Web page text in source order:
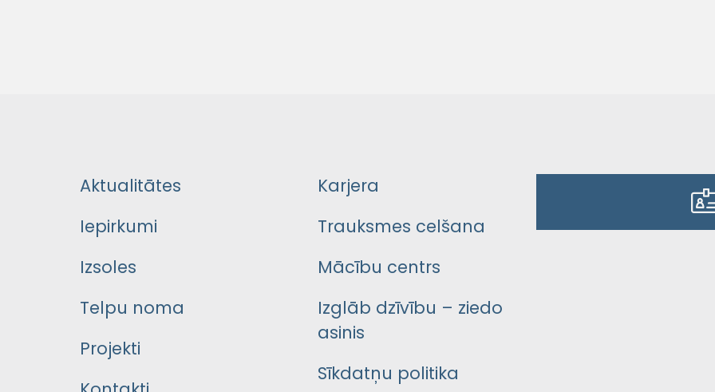
Aktualitātes
Iepirkumi
Izsoles
Telpu noma
Projekti
Karjera
Trauksmes celšana
Mācību centrs
Izglāb dzīvību – ziedo
asinis
Sīkdatņu politika